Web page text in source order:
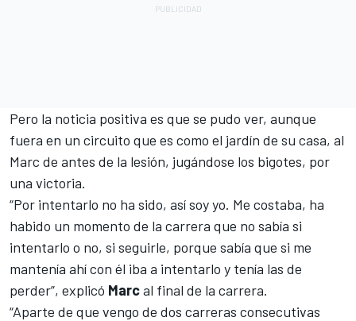
Pero la noticia positiva es que se pudo ver, aunque
fuera en un circuito que es como el jardín de su casa, al
Marc de antes de la lesión, jugándose los bigotes, por
una victoria.
“Por intentarlo no ha sido, así soy yo. Me costaba, ha
habido un momento de la carrera que no sabía si
intentarlo o no, si seguirle, porque sabía que si me
mantenía ahí con él iba a intentarlo y tenía las de
perder”, explicó Marcal final de la carrera.
“Aparte de que vengo de dos carreras consecutivas